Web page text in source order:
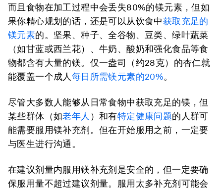
而且食物在加工过程中会丢失80%的镁元素，但如
果你精心规划的话，还是可以从饮食中获取充足的
镁元素的。坚果、种子、全谷物、豆类、绿叶蔬菜
（如甘蓝或西兰花）、牛奶、酸奶和强化食品等食
物都含有大量的镁。仅一盎司（约28克）的杏仁就
能覆盖一个成人 每日所需镁元素的20%。
尽管大多数人能够从日常食物中获取充足的镁，但
某些群体（如老年人 ）和有特定健康问题的人群可
能需要服用镁补充剂。但在开始服用之前，一定要
与医生进行沟通。
在建议剂量内服用镁补充剂是安全的，但一定要确
保服用量不超过建议剂量。服用太多补充剂可能会